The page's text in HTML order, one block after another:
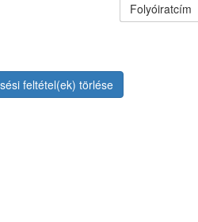
Folyóiratcím
feltétel(ek) törlése